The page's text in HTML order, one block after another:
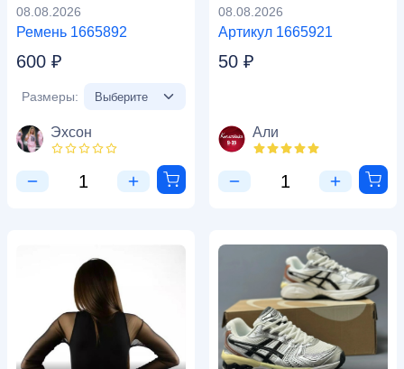
Ремень 1665892
08.08.2026
600 ₽
Размеры:
Эхсон
Артикул 1665921
08.08.2026
50 ₽
Али